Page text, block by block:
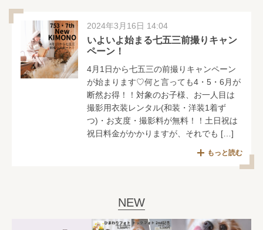
2024年3月16日 14:04
いよいよ始まる七五三前撮りキャン
ペーン！
4月1日から七五三の前撮りキャンペーン
が始まります♡何と言っても4・5・6月が
断然お得！！対象のお子様、お一人目は
撮影用衣装レンタル(和装・洋装1着ず
つ)・お支度・撮影料が無料！！土日祝は
祝日料金がかかりますが、それでも […]
もっと読む
NEW